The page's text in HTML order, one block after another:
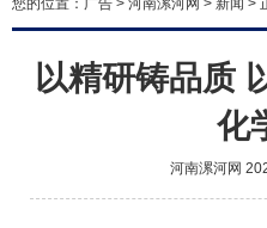
您的位置： 广告 > 河南漯河网 > 新闻 >
以精研铸品质
化
河南漯河网